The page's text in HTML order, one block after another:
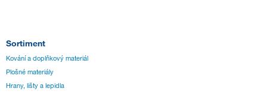
Sortiment
Kování a doplňkový materiál
Plošné materiály
Hrany, lišty a lepidla